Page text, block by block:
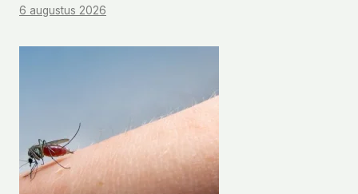
6 augustus 2026